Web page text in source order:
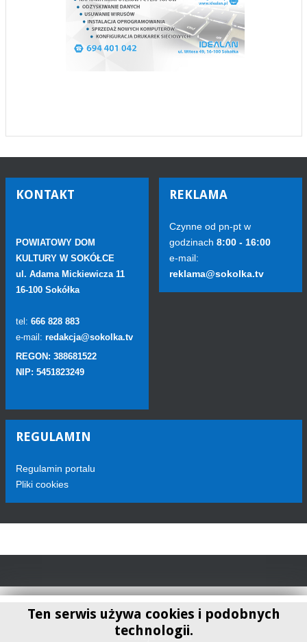
KONTAKT
POWIATOWY DOM
KULTURY W SOKÓŁCE
ul. Adama Mickiewicza 11
16-100 Sokółka
tel: 666 828 883
e-mail: redakcja@sokolka.tv
REGON: 388681522
NIP: 5451823249
REKLAMA
Czynne od pn-pt w
godzinach 8:00 - 16:00
e-mail:
reklama@sokolka.tv
REGULAMIN
Regulamin portalu
Pliki cookies
Ten serwis używa cookies i podobnych
technologii.
Telewizja Sokółka